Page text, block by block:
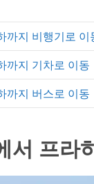
까지 비행기로 이
까지 기차로 이동
까지 버스로 이동
서 프라